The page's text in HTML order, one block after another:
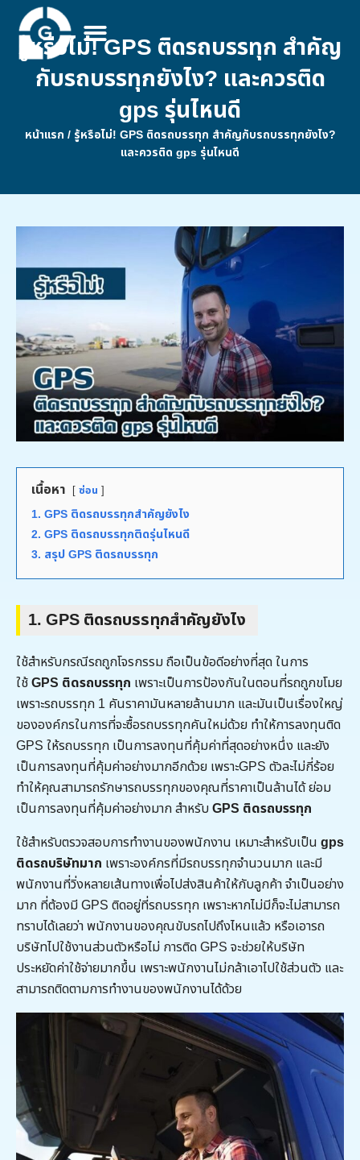
รู้หรือไม่! GPS ติดรถบรรทุก สำคัญ
กับรถบรรทุกยังไง? และควรติด
gps รุ่นไหนดี
หน้าแรก / รู้หรือไม่! GPS ติดรถบรรทุก สำคัญกับรถบรรทุกยังไง?
และควรติด gps รุ่นไหนดี
เนื้อหา ซ่อน
1. GPS ติดรถบรรทุกสำคัญยังไง
2. GPS ติดรถบรรทุกติดรุ่นไหนดี
3. สรุป GPS ติดรถบรรทุก
1. GPS ติดรถบรรทุกสำคัญยังไง
ใช้สำหรับกรณีรถถูกโจรกรรม ถือเป็นข้อดีอย่างที่สุด ในการ
ใช้GPS ติดรถบรรทุก เพราะเป็นการป้องกันในตอนที่รถถูกขโมย
เพราะรถบรรทุก 1 คันราคามันหลายล้านมาก และมันเป็นเรื่องใหญ่
ขององค์กรในการที่จะซื้อรถบรรทุกคันใหม่ด้วย ทำให้การลงทุนติด
GPS ให้รถบรรทุก เป็นการลงทุนที่คุ้มค่าที่สุดอย่างหนึ่ง และยัง
เป็นการลงทุนที่คุ้มค่าอย่างมากอีกด้วย เพราะGPS ตัวละไม่กี่ร้อย
ทำให้คุณสามารถรักษารถบรรทุกของคุณที่ราคาเป็นล้านได้ ย่อม
เป็นการลงทุนที่คุ้มค่าอย่างมาก สำหรับGPS ติดรถบรรทุก
ใช้สำหรับตรวจสอบการทำงานของพนักงาน เหมาะสำหรับเป็น gps
ติดรถบริษัทมาก เพราะองค์กรที่มีรถบรรทุกจำนวนมาก และมี
พนักงานที่วิ่งหลายเส้นทางเพื่อไปส่งสินค้าให้กับลูกค้า จำเป็นอย่าง
มาก ที่ต้องมี GPS ติดอยู่ที่รถบรรทุก เพราะหากไม่มีก็จะไม่สามารถ
ทราบได้เลยว่า พนักงานของคุณขับรถไปถึงไหนแล้ว หรือเอารถ
บริษัทไปใช้งานส่วนตัวหรือไม่ การติด GPS จะช่วยให้บริษัท
ประหยัดค่าใช้จ่ายมากขึ้น เพราะพนักงานไม่กล้าเอาไปใช้ส่วนตัว และ
สามารถติดตามการทำงานของพนักงานได้ด้วย